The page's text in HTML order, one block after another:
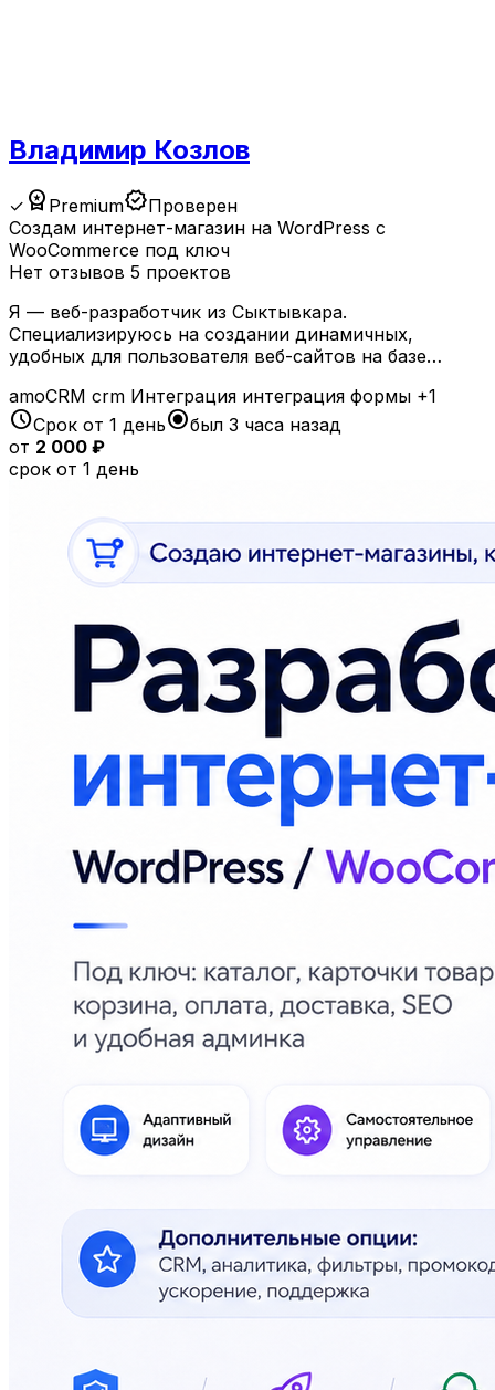
Владимир Козлов
✓ workspace_premium PremiumverifiedПроверен
Создам интернет-магазин на WordPress с
WooCommerce под ключ
Нет отзывов 5 проектов
Я — веб-разработчик из Сыктывкара.
Специализируюсь на создании динамичных,
удобных для пользователя веб-сайтов на базе…
amoCRM crm Интеграция интеграция формы +1
scheduleСрок от 1 деньradio_button_checkedбыл 3 часа назад
от 2 000 ₽
срок от 1 день